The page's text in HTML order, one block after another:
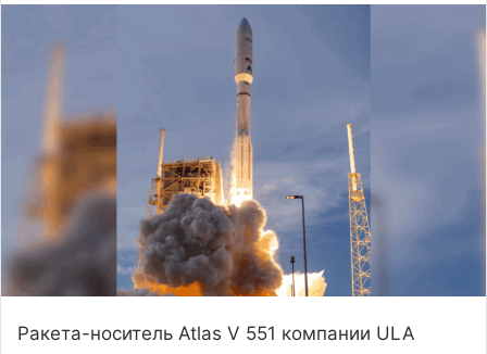
Ракета-носитель Atlas V 551 компании ULA